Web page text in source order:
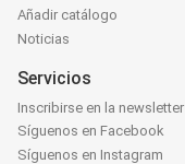
Añadir catálogo
Noticias
Servicios
Inscribirse en la newsletter
Síguenos en Facebook
Síguenos en Instagram